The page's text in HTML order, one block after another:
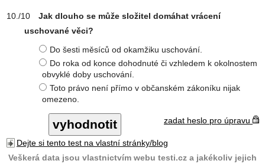
Jak dlouho se může složitel domáhat vrácení
uschované věci?
Do šesti měsíců od okamžiku uschování.
Do roka od konce dohodnuté či vzhledem k okolnostem
obvyklé doby uschování.
Toto právo není přímo v občanském zákoníku nijak
omezeno.
zadat heslo pro úpravu
Dejte si tento test na vlastní stránky/blog
Veškerá data jsou vlastnictvím webu testi.cz a jakékoliv jejich